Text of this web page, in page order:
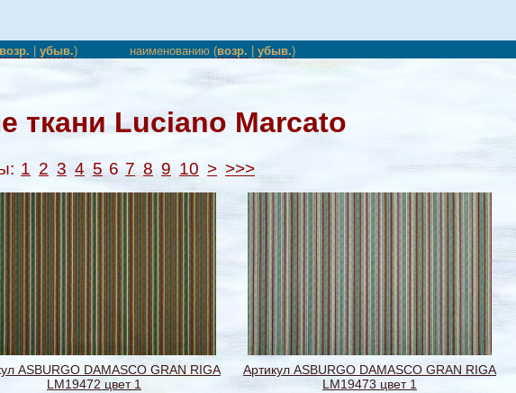
возр. убыв.) наименованию (возр. убыв.)
ткани Luciano Marcato
1 2 3 4 5 6 7 8 9 10 > >>>
ASBURGO DAMASCO GRAN RIGA
LM19472 цвет 1
Артикул ASBURGO DAMASCO GRAN RIGA
LM19473 цвет 1